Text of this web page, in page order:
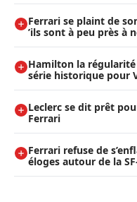
Ferrari se plaint de
’ils sont à peu près à
Hamilton la régularité
série historique pour
Leclerc se dit prêt
Ferrari
Ferrari refuse de
éloges autour de la